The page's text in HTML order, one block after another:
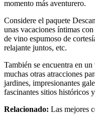
momento más aventurero.
Considere el paquete
unas vacaciones íntimas
de vino espumoso de
relajante juntos, etc.
También se encuentra en
muchas otras atracciones
jardines, impresionantes
fascinantes sitios históricos
Relacionado: Las mejores